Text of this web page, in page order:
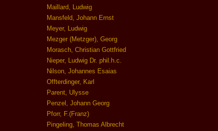
Maillard, Ludwig
Mansfeld, Johann Ernst
Meyer, Ludwig
Mezger (Metzger), Georg
Morasch, Christian Gottfried
Nieper, Ludwig Dr. phil.h.c.
Nilson, Johannes Esaias
Offterdinger, Karl
Parent, Ulysse
Penzel, Johann Georg
Pforr, F.(Franz)
Pingeling, Thomas Albrecht